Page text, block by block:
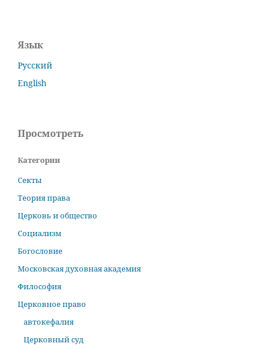
Язык
Русский
English
Просмотреть
Категории
Секты
Теория права
Церковь и общество
Социализм
Богословие
Московская духовная академия
Философия
Церковное право
автокефалия
Церковный суд